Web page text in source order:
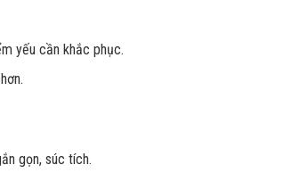
yếu cần khắc phục.
gọn, súc tích.